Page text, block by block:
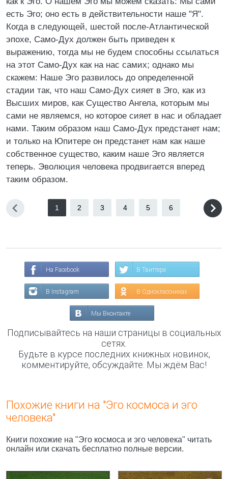
есть Эго; оно есть в действительности наше "Я".
Когда в следующей, шестой после-Атлантической
эпохе, Само-Дух должен быть приведен к
выражению, тогда мы не будем способны ссылаться
на этот Само-Дух как на нас самих; однако мы
скажем: Наше Эго развилось до определенной
стадии так, что наш Само-Дух сияет в Эго, как из
Высших миров, как Существо Ангела, которым мы
сами не являемся, но которое сияет в нас и обладает
нами. Таким образом наш Само-Дух предстанет нам;
и только на Юпитере он предстанет нам как наше
собственное существо, каким наше Эго является
теперь. Эволюция человека продвигается вперед
таким образом.
1 2 3 4 5 6
На Facebook В Твиттере
В Instagram В Одноклассниках
Мы Вконтакте
Подписывайтесь на наши страницы в социальных
сетях.
Будьте в курсе последних книжных новинок,
комментируйте, обсуждайте. Мы ждём Вас!
Похожие книги на "Эго космоса и эго
человека"
Книги похожие на "Эго космоса и эго человека" читать
онлайн или скачать бесплатно полные версии.